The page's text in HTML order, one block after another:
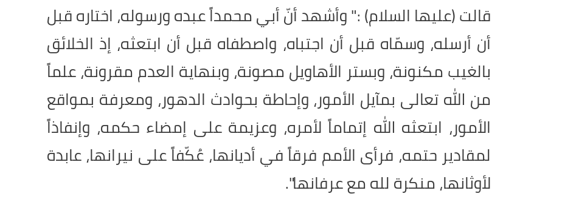
قالت (عليها السلام) :" وأشهد أنّ أبي محمداً عبده ورسوله، اختاره قبل
أن أرسله، وسمّاه قبل أن اجتباه، واصطفاه قبل أن ابتعثه، إذ الخلائق
بالغيب مكنونة، وبستر الأهاويل مصونة، وبنهاية العدم مقرونة، علماً
من الله تعالى بمآيل الأمور، وإحاطة بحوادث الدهور، ومعرفة بمواقع
الأمور، ابتعثه الله إتماماً لأمره، وعزيمة على إمضاء حكمه، وإنفاذاً
لمقادير حتمه، فرأى الأمم فرقاً في أديانها، عُكّفاً على نيرانها، عابدة
لأوثانها، منكرة لله مع عرفانها".